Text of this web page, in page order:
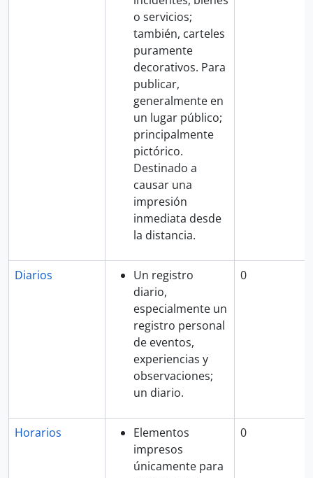
o servicios;
también, carteles
puramente
decorativos. Para
publicar,
generalmente en
un lugar público;
principalmente
pictórico.
Destinado a
causar una
impresión
inmediata desde
la distancia.
Diarios
Un registro
diario,
especialmente un
registro personal
de eventos,
experiencias y
observaciones;
un diario.
0
Horarios
Elementos
impresos
únicamente para
0